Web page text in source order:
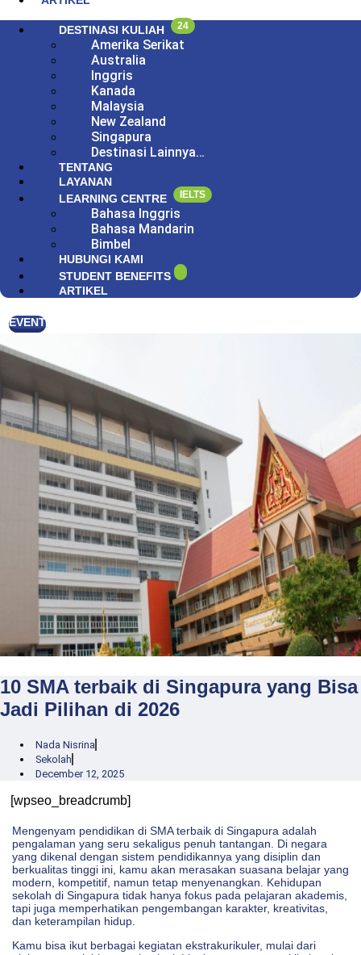
DESTINASI KULIAH 24
Amerika Serikat
Australia
Inggris
Kanada
Malaysia
New Zealand
Singapura
Destinasi Lainnya…
TENTANG
LAYANAN
LEARNING CENTRE
IELTS
Bahasa Inggris
Bahasa Mandarin
Bimbel
HUBUNGI KAMI
STUDENT BENEFITS
ARTIKEL
EVENT
10 SMA terbaik di Singapura yang Bisa
Jadi Pilihan di 2026
Nada Nisrina
Sekolah
December 12, 2025
[wpseo_breadcrumb]
Mengenyam pendidikan di SMA terbaik di Singapura adalah
pengalaman yang seru sekaligus penuh tantangan. Di negara
yang dikenal dengan sistem pendidikannya yang disiplin dan
berkualitas tinggi ini, kamu akan merasakan suasana belajar yang
modern, kompetitif, namun tetap menyenangkan. Kehidupan
sekolah di Singapura tidak hanya fokus pada pelajaran akademis,
tapi juga memperhatikan pengembangan karakter, kreativitas,
dan keterampilan hidup.
Kamu bisa ikut berbagai kegiatan ekstrakurikuler, mulai dari